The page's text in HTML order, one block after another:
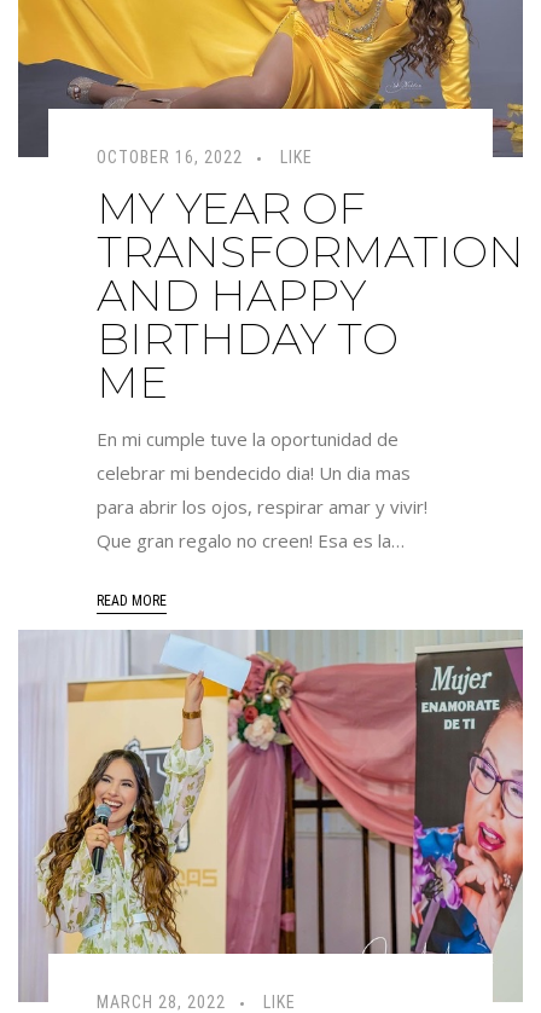
OCTOBER 16, 2022 LIKE
MY YEAR OF
TRANSFORMATION
AND HAPPY
BIRTHDAY TO
ME
En mi cumple tuve la oportunidad de
celebrar mi bendecido dia! Un dia mas
para abrir los ojos, respirar amar y vivir!
Que gran regalo no creen! Esa es la…
READ MORE
MARCH 28, 2022 LIKE